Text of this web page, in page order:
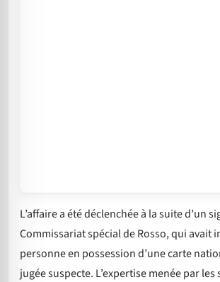
L’affaire a été déclenchée à la suite d’un
Commissariat spécial de Rosso, qui avait
personne en possession d’une carte
jugée suspecte. L’expertise menée par les